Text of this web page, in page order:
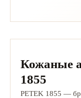
Кожаные
1855
PETEK 1855 —